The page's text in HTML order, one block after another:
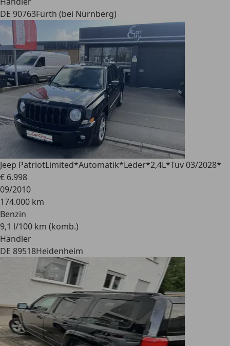
DE 90763Fürth (bei Nürnberg)
Jeep PatriotLimited*Automatik*Leder*2,4L*Tüv 03/2028*
€ 6.998
09/2010
174.000 km
Benzin
9,1 l/100 km (komb.)
Händler
DE 89518Heidenheim